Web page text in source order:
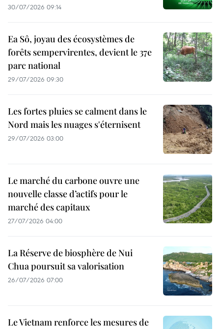
30/07/2026 09:14
Ea Sô, joyau des écosystèmes de
forêts sempervirentes, devient le 37e
parc national
29/07/2026 09:30
Les fortes pluies se calment dans le
Nord mais les nuages s'éternisent
29/07/2026 03:00
Le marché du carbone ouvre une
nouvelle classe d’actifs pour le
marché des capitaux
27/07/2026 04:00
La Réserve de biosphère de Nui
Chua poursuit sa valorisation
26/07/2026 07:00
Le Vietnam renforce les mesures de